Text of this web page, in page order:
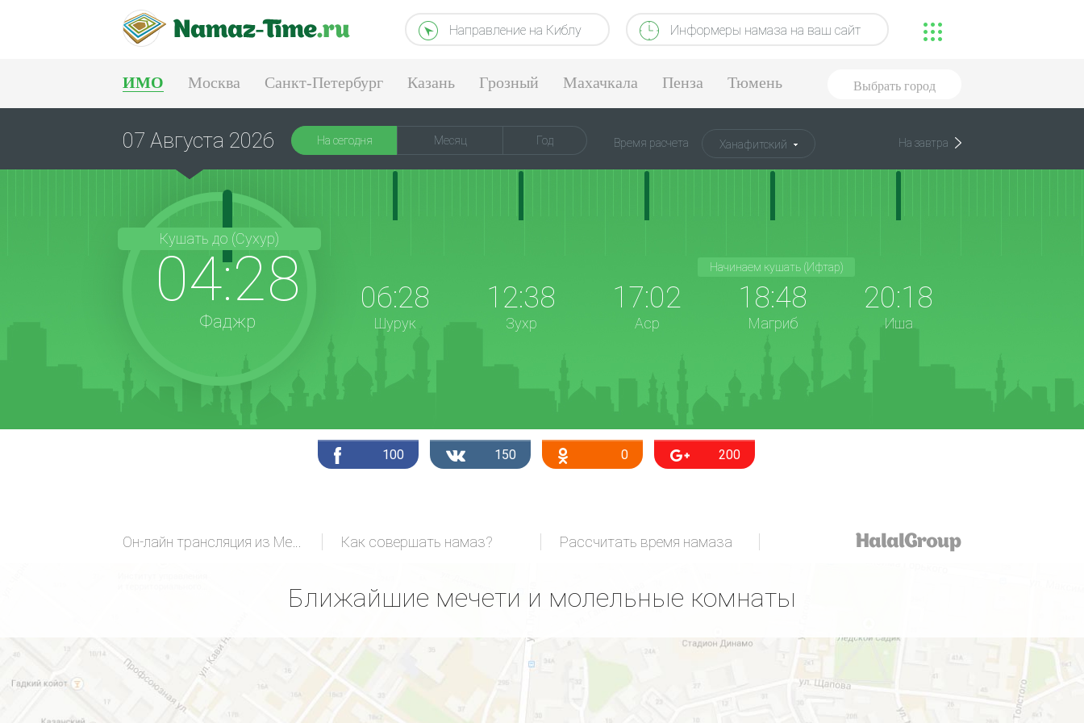
Информеры намаза на ваш сайт
Направление на Киблу
ИМО Москва Санкт-Петербург Казань Грозный Махачкала Пенза Тюмень Выбрать город
07 Августа 2026 На сегодня Месяц Год Время расчета Ханафитский На завтра
Кушать до (Сухур)
04:28
Фаджр
06:28
Шурук
12:38
Зухр
17:02
Аср
Начинаем кушать (Ифтар)
18:48
Магриб
20:18
Иша
100 150 0 200
Он-лайн трансляция из Мекки Как совершать намаз? Рассчитать время намаза
Ближайшие мечети и молельные комнаты